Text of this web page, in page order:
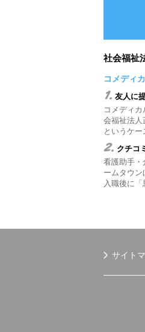
社会福祉
コメディ
1. 友人に
コメディ
会福祉法人
というケ
2. クチコ
看護助手
ームタウン
入職後に
サイト